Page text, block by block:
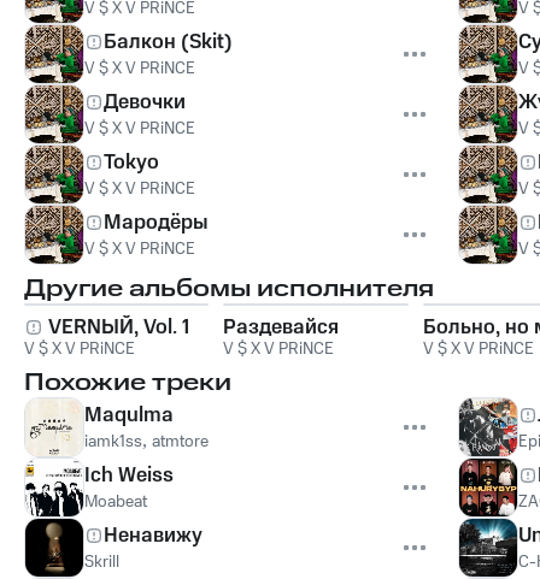
V $ X V PRiNCE
Балкон (Skit)
V $ X V PRiNCE
Девочки
V $ X V PRiNCE
Tokyo
V $ X V PRiNCE
Мародёры
V $ X V PRiNCE
V
V
V
V
V
Другие альбомы исполнителя
VERNЫЙ, Vol. 1
V $ X V PRiNCE
Раздевайся
V $ X V PRiNCE
Больно, но
V $ X V PRiNCE
Похожие треки
Maqulma
iamk1ss, atmtore
Ich Weiss
Moabeat
Ненавижу
Skrill
Epi
C-